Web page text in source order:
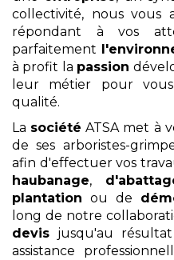
collectivité, nous vous
répondant à vos
parfaitement
à profit la passion
leur métier pour
qualité.
La société ATSA met à
de ses arboristes-
afin d'effectuer vos
haubanage,
plantation ou de
long de notre
devis jusqu'au
assistance